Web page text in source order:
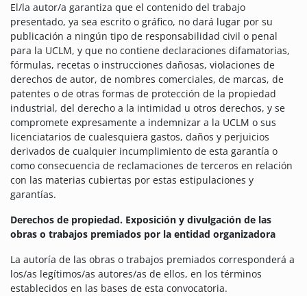
El/la autor/a garantiza que el contenido del trabajo
presentado, ya sea escrito o gráfico, no dará lugar por su
publicación a ningún tipo de responsabilidad civil o penal
para la UCLM, y que no contiene declaraciones difamatorias,
fórmulas, recetas o instrucciones dañosas, violaciones de
derechos de autor, de nombres comerciales, de marcas, de
patentes o de otras formas de protección de la propiedad
industrial, del derecho a la intimidad u otros derechos, y se
compromete expresamente a indemnizar a la UCLM o sus
licenciatarios de cualesquiera gastos, daños y perjuicios
derivados de cualquier incumplimiento de esta garantía o
como consecuencia de reclamaciones de terceros en relación
con las materias cubiertas por estas estipulaciones y
garantías.
Derechos de propiedad. Exposición y divulgación de las
obras o trabajos premiados por la entidad organizadora
La autoría de las obras o trabajos premiados corresponderá a
los/as legítimos/as autores/as de ellos, en los términos
establecidos en las bases de esta convocatoria.